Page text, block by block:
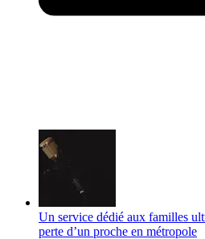
Un service dédié aux familles
perte d’un proche en métropole